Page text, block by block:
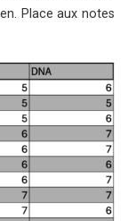
Place aux notes